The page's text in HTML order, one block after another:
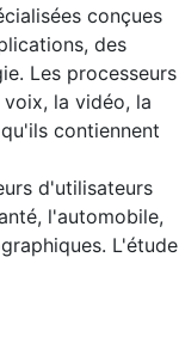
conçues
des
Les processeurs
la vidéo, la
contiennent
d'utilisateurs
l'automobile,
L'étude